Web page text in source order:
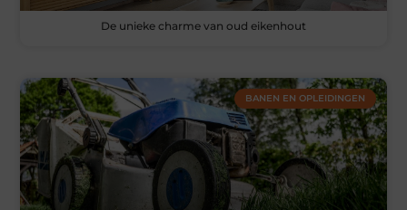
De unieke charme van oud eikenhout
BANEN EN OPLEIDINGEN